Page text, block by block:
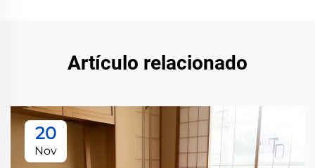
Artículo relacionado
20
Nov